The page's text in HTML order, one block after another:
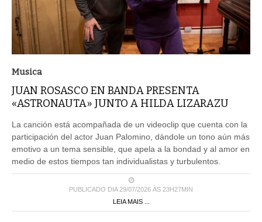
Musica
JUAN ROSASCO EN BANDA PRESENTA
«ASTRONAUTA» JUNTO A HILDA LIZARAZU
La canción está acompañada de un videoclip que cuenta con la
participación del actor Juan Palomino, dándole un tono aún más
emotivo a un tema sensible, que apela a la bondad y al amor en
medio de estos tiempos tan individualistas y turbulentos.
PUBLICADO DIA 29/07/2026 ÀS 23H27MIN
LEIA MAIS ...